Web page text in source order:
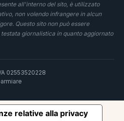
all'interno del sito, è utilizzato
non volendo infrangere in alcun
Questo sito non può essere
giornalistica in quanto aggiornato
02553520228
relative alla privacy